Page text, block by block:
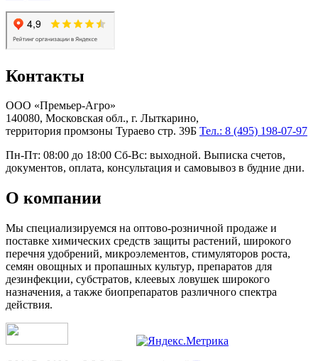
Контакты
ООО «Премьер-Агро»
140080, Московская обл., г. Лыткарино,
территория промзоны Тураево стр. 39Б Тел.: 8 (495) 198-07-97
Пн-Пт: 08:00 до 18:00 Сб-Вс: выходной. Выписка счетов,
документов, оплата, консультация и самовывоз в будние дни.
О компании
Мы специализируемся на оптово-розничной продаже и
поставке химических средств защиты растений, широкого
перечня удобрений, микроэлементов, стимуляторов роста,
семян овощных и пропашных культур, препаратов для
дезинфекции, субстратов, клеевых ловушек широкого
назначения, а также биопрепаратов различного спектра
действия.